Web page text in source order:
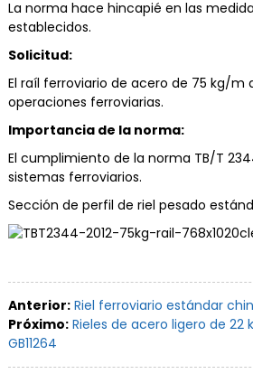
La norma hace hincapié en las
establecidos.
Solicitud:
El raíl ferroviario de acero de 75 kg/
operaciones ferroviarias.
Importancia de la norma:
El cumplimiento de la norma TB/T
sistemas ferroviarios.
Sección de perfil de riel pesado
Anterior: Riel ferroviario estándar
Próximo: Rieles de acero ligero de 22
GB11264